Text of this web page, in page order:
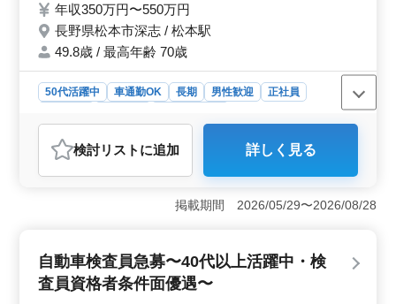
年収350万円〜550万円
長野県松本市深志 / 松本駅
49.8歳 / 最高年齢 70歳
50代活躍中 車通勤OK 長期 男性歓迎
正社員
おすすめポイント
＜幅広い業務範囲と資格歓迎＞ 長野県松本市深志のガ
ソリンスタンドでは、自動車整備士を募集しています。
で幅広い業務を担当します。自動車検査員資格をお持ち
で、車通勤もOKです。勤務時間は10:00〜19:00で、シフ
ト制による週5日勤務です。年収は380万〜520万円で、
通勤手当や交通費支給などの福利厚生が整っています。
検討リスト に追加 詳しく見る
掲載期間 2026/05/29〜2026/08/28
自動車検査員急募〜40代以上活躍中・検
査員資格者条件面優遇〜